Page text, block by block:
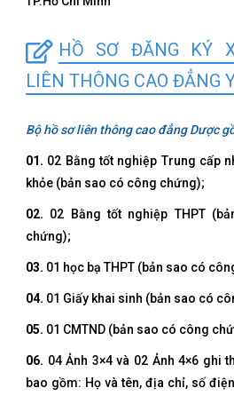
HỒ SƠ ĐĂNG KÝ
LIÊN THÔNG CAO ĐẲNG
Bộ hồ sơ liên thông cao đẳng Dược
01. 02 Bằng tốt nghiệp Trung cấp
khỏe (bản sao có công chứng);
02. 02 Bằng tốt nghiệp THPT
chứng);
03. 01 học bạ THPT (bản sao có
04. 01 Giấy khai sinh (bản sao có
05. 01 CMTND (bản sao có công
06. 04 Ảnh 3×4 và 02 Ảnh 4×6 ghi
bao gồm: Họ và tên, địa chỉ, số